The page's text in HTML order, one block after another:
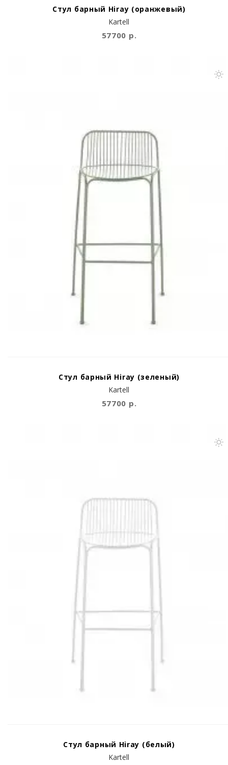
Kartell
Стул барный Hiray (оранжевый)
57700 р.
Kartell
Стул барный Hiray (зеленый)
57700 р.
Kartell
Стул барный Hiray (белый)